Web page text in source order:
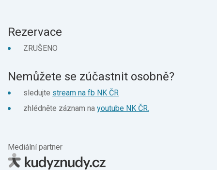
Rezervace
ZRUŠENO
Nemůžete se zúčastnit osobně?
sledujte stream na fb NK ČR
zhlédněte záznam na youtube NK ČR.
Mediální partner